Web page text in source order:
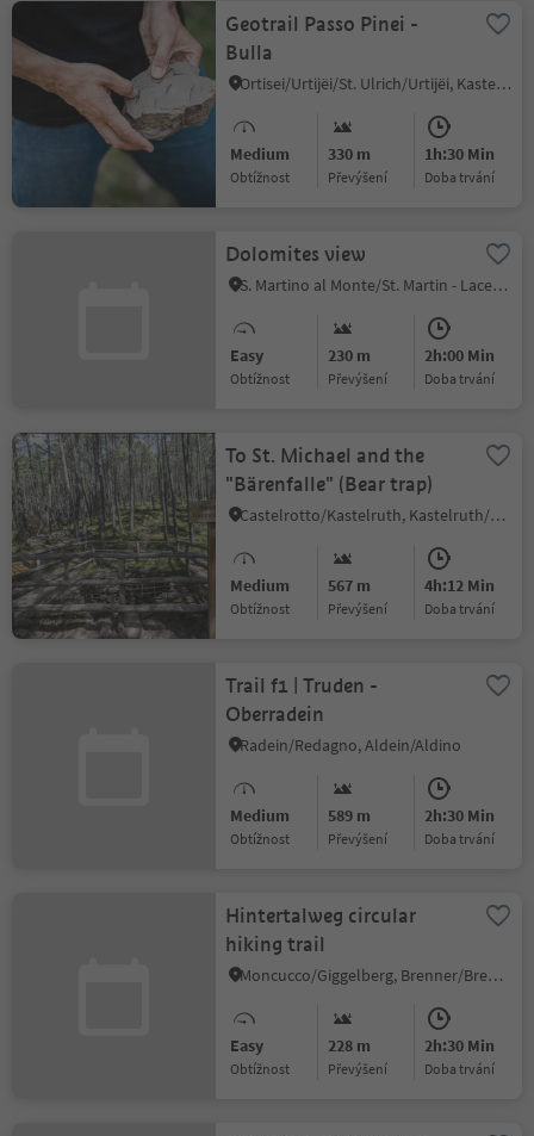
Geotrail Passo Pinei -
Bulla
Ortisei/Urtijëi/St. Ulrich/Urtijëi, Kastelruth/Castelrotto, Dolomites Region Seiser Alm
Medium
Obtížnost
330 m
Převýšení
1h:30 Min
doba trvání
Dolomites view
S. Martino al Monte/St. Martin - Laces/Latsch, Latsch/Laces, Vinschgau/Val Venosta
Easy
Obtížnost
230 m
Převýšení
2h:00 Min
doba trvání
To St. Michael and the
"Bärenfalle" (Bear trap)
Castelrotto/Kastelruth, Kastelruth/Castelrotto, Dolomites Region Seiser Alm
Medium
Obtížnost
567 m
Převýšení
4h:12 Min
doba trvání
Trail f1 | Truden -
Oberradein
Radein/Redagno, Aldein/Aldino
Medium
Obtížnost
589 m
Převýšení
2h:30 Min
doba trvání
Hintertalweg circular
hiking trail
Moncucco/Giggelberg, Brenner/Brennero, Sterzing/Vipiteno and environs
Easy
Obtížnost
228 m
Převýšení
2h:30 Min
doba trvání